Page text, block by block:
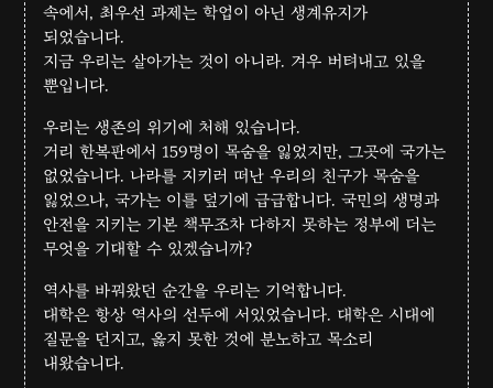
속에서, 최우선 과제는 학업이 아닌 생계유지가
되었습니다.
지금 우리는 살아가는 것이 아니라. 겨우 버텨내고 있을
뿐입니다.
우리는 생존의 위기에 처해 있습니다.
거리 한복판에서 159명이 목숨을 잃었지만, 그곳에 국가는
없었습니다. 나라를 지키러 떠난 우리의 친구가 목숨을
잃었으나, 국가는 이를 덮기에 급급합니다. 국민의 생명과
안전을 지키는 기본 책무조차 다하지 못하는 정부에 더는
무엇을 기대할 수 있겠습니까?
역사를 바꿔왔던 순간을 우리는 기억합니다.
대학은 항상 역사의 선두에 서있었습니다. 대학은 시대에
질문을 던지고, 옳지 못한 것에 분노하고 목소리
내왔습니다.